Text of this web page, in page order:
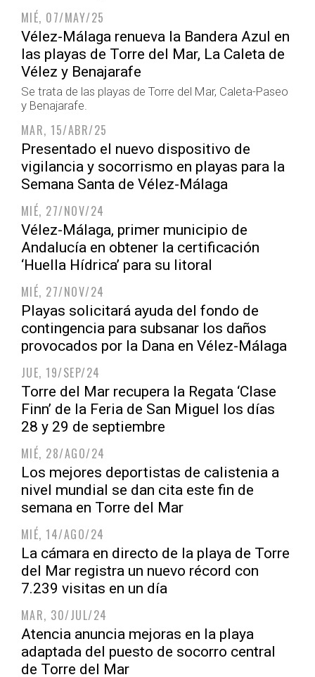
MIÉ, 07/MAY/25
Vélez-Málaga renueva la Bandera Azul en
las playas de Torre del Mar, La Caleta de
Vélez y Benajarafe
Se trata de las playas de Torre del Mar, Caleta-Paseo
y Benajarafe.
MAR, 15/ABR/25
Presentado el nuevo dispositivo de
vigilancia y socorrismo en playas para la
Semana Santa de Vélez-Málaga
MIÉ, 27/NOV/24
Vélez-Málaga, primer municipio de
Andalucía en obtener la certificación
‘Huella Hídrica’ para su litoral
MIÉ, 27/NOV/24
Playas solicitará ayuda del fondo de
contingencia para subsanar los daños
provocados por la Dana en Vélez-Málaga
JUE, 19/SEP/24
Torre del Mar recupera la Regata ‘Clase
Finn’ de la Feria de San Miguel los días
28 y 29 de septiembre
MIÉ, 28/AGO/24
Los mejores deportistas de calistenia a
nivel mundial se dan cita este fin de
semana en Torre del Mar
MIÉ, 14/AGO/24
La cámara en directo de la playa de Torre
del Mar registra un nuevo récord con
7.239 visitas en un día
MAR, 30/JUL/24
Atencia anuncia mejoras en la playa
adaptada del puesto de socorro central
de Torre del Mar